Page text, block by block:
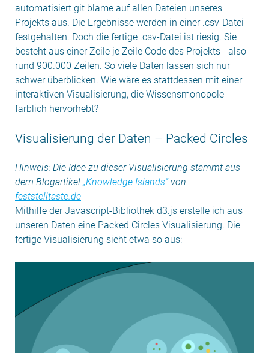
automatisiert git blame auf allen Dateien unseres
Projekts aus. Die Ergebnisse werden in einer .csv-Datei
festgehalten. Doch die fertige .csv-Datei ist riesig. Sie
besteht aus einer Zeile je Zeile Code des Projekts - also
rund 900.000 Zeilen. So viele Daten lassen sich nur
schwer überblicken. Wie wäre es stattdessen mit einer
interaktiven Visualisierung, die Wissensmonopole
farblich hervorhebt?
Visualisierung der Daten – Packed Circles
Hinweis: Die Idee zu dieser Visualisierung stammt aus
dem Blogartikel „Knowledge Islands“von
feststelltaste.de
Mithilfe der Javascript-Bibliothek d3.js erstelle ich aus
unseren Daten eine Packed Circles Visualisierung. Die
fertige Visualisierung sieht etwa so aus: